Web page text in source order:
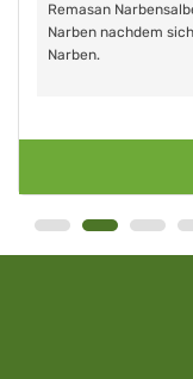
Remasan
Narben nachdem
Narben.